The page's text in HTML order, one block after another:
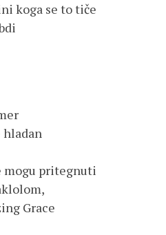
koga se to tiče
hladan
pritegnuti
Grace